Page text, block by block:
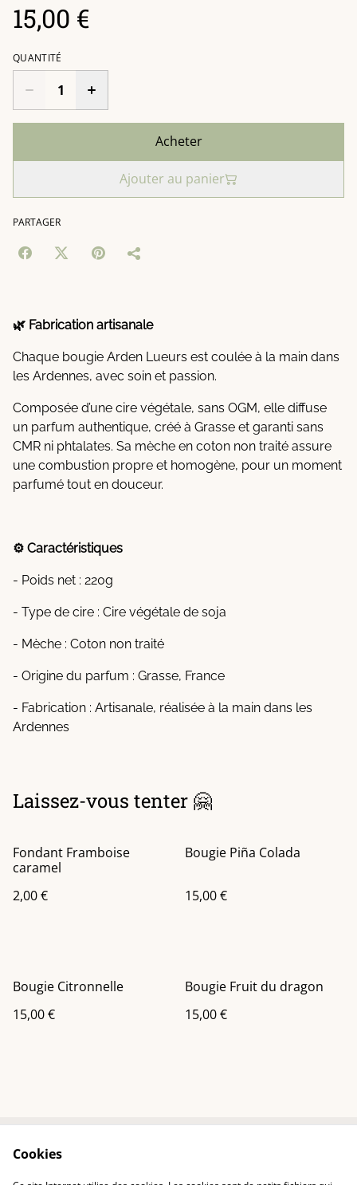
15,00 €
QUANTITÉ
Acheter
Ajouter au panier
PARTAGER
🌿 Fabrication artisanale
Chaque bougie Arden Lueurs est coulée à la main dans
les Ardennes, avec soin et passion.
Composée d’une cire végétale, sans OGM, elle diffuse
un parfum authentique, créé à Grasse et garanti sans
CMR ni phtalates. Sa mèche en coton non traité assure
une combustion propre et homogène, pour un moment
parfumé tout en douceur.
⚙️ Caractéristiques
- Poids net : 220g
- Type de cire : Cire végétale de soja
- Mèche : Coton non traité
- Origine du parfum : Grasse, France
- Fabrication : Artisanale, réalisée à la main dans les
Ardennes
Laissez-vous tenter 🤗
Fondant Framboise
caramel
2,00 €
Bougie Piña Colada
15,00 €
Bougie Citronnelle
15,00 €
Bougie Fruit du dragon
15,00 €
Politique de
Politique de cookies
Cookies